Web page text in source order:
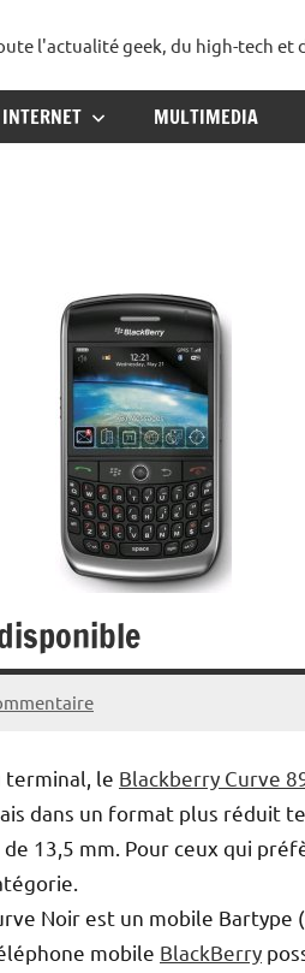
l'actualité geek, du high-tech et
INTERNET MULTIMEDIA
terminal, le Blackberry Curve
dans un format plus réduit
13,5 mm. Pour ceux qui
Noir est un mobile Bartype
mobile BlackBerry